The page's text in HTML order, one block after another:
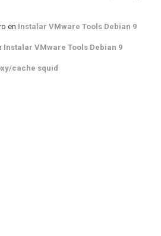
en Instalar VMware Tools Debian 9
Instalar VMware Tools Debian 9
cache squid